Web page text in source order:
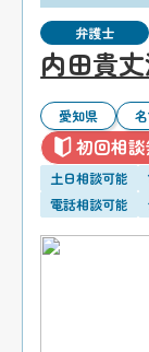
弁護士
内田貴
愛知県
初回相
土日相談可能
電話相談可能